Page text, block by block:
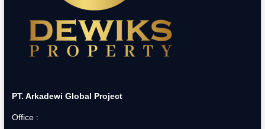
PT. Arkadewi Global Project
Office :